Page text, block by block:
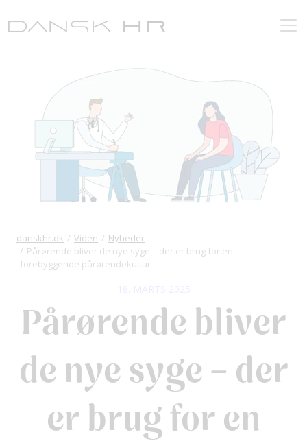
danskhr.dk Viden
Nyheder
Pårørende bliver de nye syge – der er brug for en
forebyggende pårørendekultur
Pårørende bliver
de nye syge – der
er brug for en